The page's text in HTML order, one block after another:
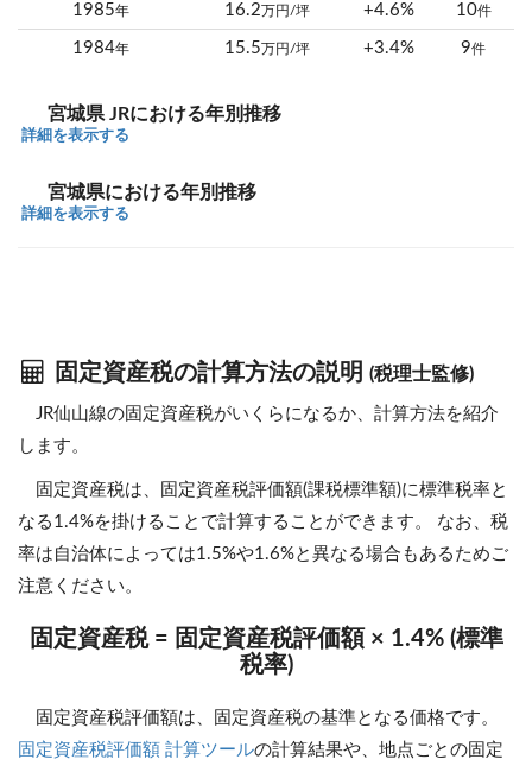
1985年 16.2万円/坪 +4.6% 10件
1984年 15.5万円/坪 +3.4% 9件
宮城県 JRにおける年別推移
詳細を表示する
宮城県における年別推移
詳細を表示する
固定資産税の計算方法の説明 (税理士監修)
JR仙山線の固定資産税がいくらになるか、計算方法を紹介
します。
固定資産税は、固定資産税評価額(課税標準額)に標準税率と
なる1.4%を掛けることで計算することができます。 なお、税
率は自治体によっては1.5%や1.6%と異なる場合もあるためご
注意ください。
固定資産税 = 固定資産税評価額 × 1.4% (標準
税率)
固定資産税評価額は、固定資産税の基準となる価格です。
固定資産税評価額 計算ツールの計算結果や、地点ごとの固定